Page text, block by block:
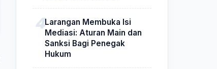
Larangan Membuka Isi
Mediasi: Aturan Main dan
Sanksi Bagi Penegak
Hukum